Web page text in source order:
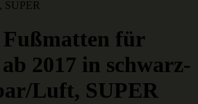
für
2017 in schwarz-
Luft, SUPER